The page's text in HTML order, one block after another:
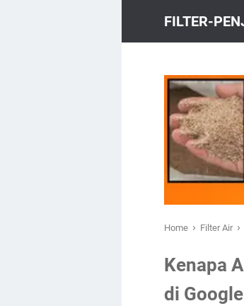
FILTER-
Home › Filter Air ›
Kenapa
di